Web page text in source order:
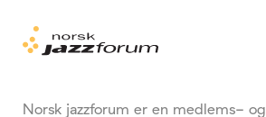
Norsk jazzforum er en medlems- og